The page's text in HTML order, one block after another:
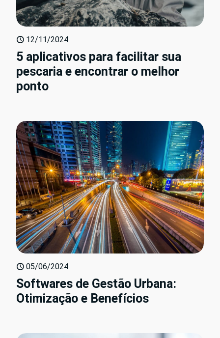
12/11/2024
5 aplicativos para facilitar sua
pescaria e encontrar o melhor
ponto
05/06/2024
Softwares de Gestão Urbana:
Otimização e Benefícios